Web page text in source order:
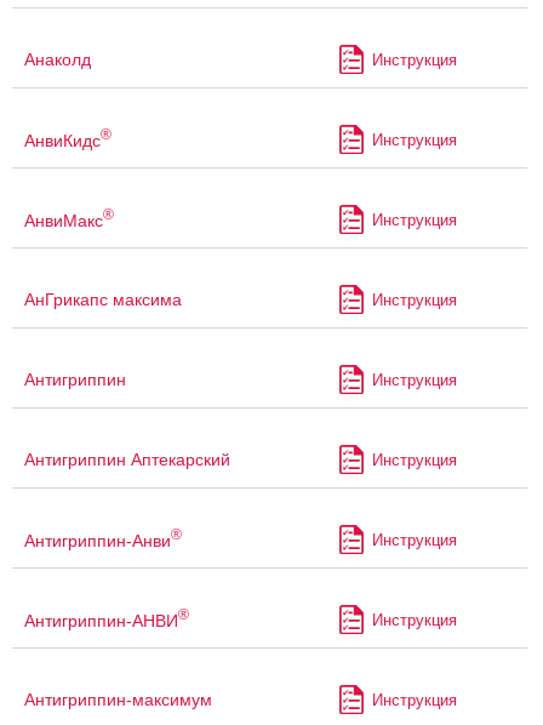
Анаколд Инструкция
АнвиКидс® Инструкция
АнвиМакс® Инструкция
АнГрикапс максима Инструкция
Антигриппин Инструкция
Антигриппин Аптекарский Инструкция
Антигриппин-Анви® Инструкция
Антигриппин-АНВИ® Инструкция
Антигриппин-максимум Инструкция